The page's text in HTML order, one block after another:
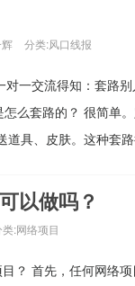
分类:风口线报
一交流得知：套路
么套路的？ 很简单
道具、皮肤。这种套
以做吗？
类:网络项目
？ 首先，任何网络